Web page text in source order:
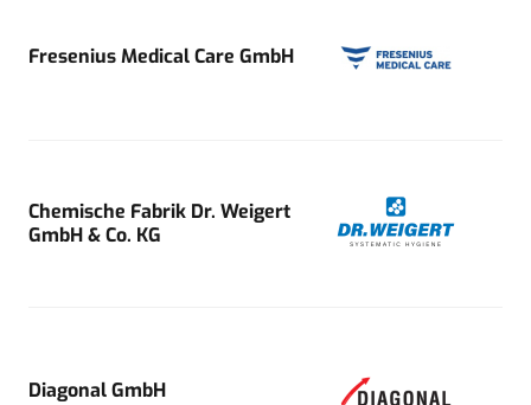
Fresenius Medical Care GmbH
Chemische Fabrik Dr. Weigert
GmbH & Co. KG
Diagonal GmbH